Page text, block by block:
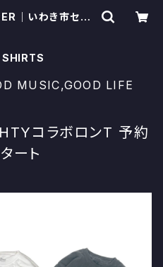
｜いわき市セレ
SHIRTS
MUSIC,GOOD LIFE
コラボロンT 予約
ート